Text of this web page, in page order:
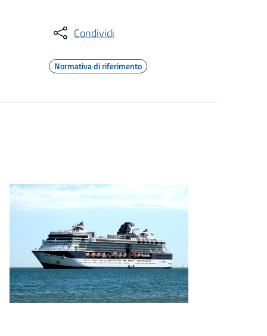
Condividi
Normativa di riferimento